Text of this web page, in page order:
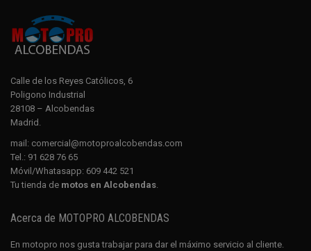
Calle de los Reyes Católicos, 6
Poligono Industrial
28108 – Alcobendas
Madrid.
mail: comercial@motoproalcobendas.com
Tel.: 91 628 76 65
Móvil/Whatasapp: 609 442 521
Tu tienda de motos en Alcobendas
Acerca de MOTOPRO ALCOBENDAS
En motopro nos gusta trabajar para dar el máximo servicio al cliente.